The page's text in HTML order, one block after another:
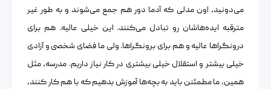
می‌دونید، اون مدلی که آدما دور هم جمع می‌شوند و به طور غیر
مترقبه ایده‌هاشان رو تبادل می‌کنند. این خیلی عالیه. هم برای
درونگراها عالیه و هم برای برونگراها. ولی ما فضای شخصی و آزادی
خیلی بیشتر و استقلال خیلی بیشتری در کار نیاز داریم. مدرسه، مثل
همین، ما مطمئنن باید به بچه‌ها آموزش بدهیم که با هم کار کنند،